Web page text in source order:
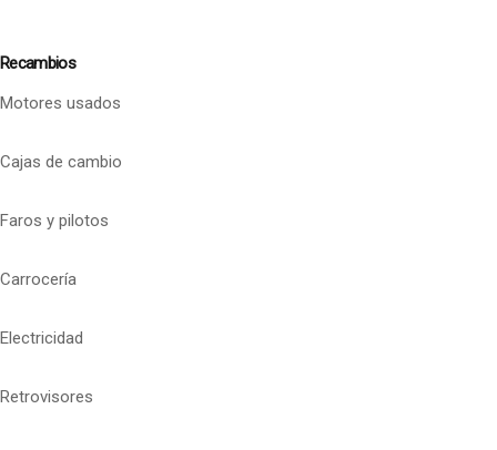
Recambios
Motores usados
Cajas de cambio
Faros y pilotos
Carrocería
Electricidad
Retrovisores